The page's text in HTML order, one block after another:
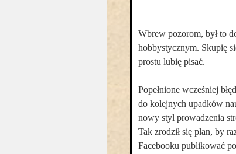
Wbrew pozorom, był to
hobbystycznym. Skupię
prostu lubię pisać.
Popełnione wcześniej
do kolejnych upadków
nowy styl prowadzenia
Tak zrodził się plan, by
Facebooku publikować